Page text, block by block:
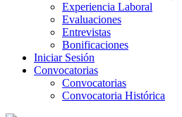
Experiencia Laboral
Evaluaciones
Entrevistas
Bonificaciones
Iniciar Sesión
Convocatorias
Convocatorias
Convocatoria Histórica